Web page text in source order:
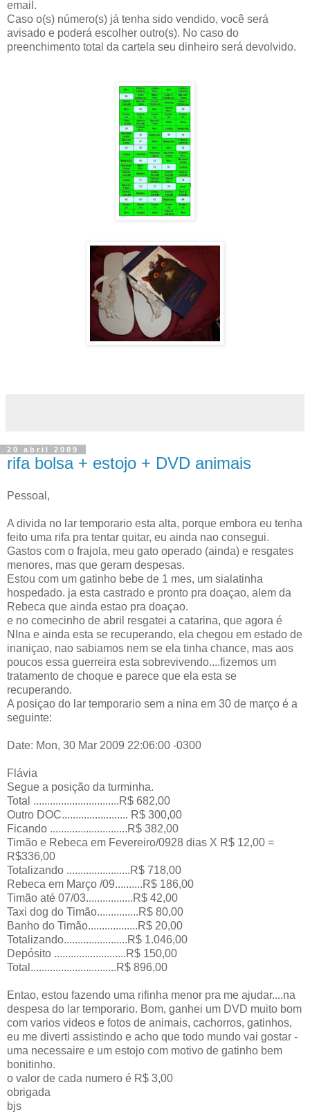
email.
Caso o(s) número(s) já tenha sido vendido, você será
avisado e poderá escolher outro(s). No caso do
preenchimento total da cartela seu dinheiro será devolvido.
20 abril 2009
rifa bolsa + estojo + DVD animais
Pessoal,
A divida no lar temporario esta alta, porque embora eu tenha
feito uma rifa pra tentar quitar, eu ainda nao consegui.
Gastos com o frajola, meu gato operado (ainda) e resgates
menores, mas que geram despesas.
Estou com um gatinho bebe de 1 mes, um sialatinha
hospedado. ja esta castrado e pronto pra doaçao, alem da
Rebeca que ainda estao pra doaçao.
e no comecinho de abril resgatei a catarina, que agora é
NIna e ainda esta se recuperando, ela chegou em estado de
inaniçao, nao sabiamos nem se ela tinha chance, mas aos
poucos essa guerreira esta sobrevivendo....fizemos um
tratamento de choque e parece que ela esta se
recuperando.
A posiçao do lar temporario sem a nina em 30 de março é a
seguinte:
Date: Mon, 30 Mar 2009 22:06:00 -0300
Flávia
Segue a posição da turminha.
Total ...............................R$ 682,00
Outro DOC........................ R$ 300,00
Ficando ............................R$ 382,00
Timão e Rebeca em Fevereiro/0928 dias X R$ 12,00 =
R$336,00
Totalizando .......................R$ 718,00
Rebeca em Março /09..........R$ 186,00
Timão até 07/03.................R$ 42,00
Taxi dog do Timão...............R$ 80,00
Banho do Timão..................R$ 20,00
Totalizando.......................R$ 1.046,00
Depósito ..........................R$ 150,00
Total...............................R$ 896,00
Entao, estou fazendo uma rifinha menor pra me ajudar....na
despesa do lar temporario. Bom, ganhei um DVD muito bom
com varios videos e fotos de animais, cachorros, gatinhos,
eu me diverti assistindo e acho que todo mundo vai gostar -
uma necessaire e um estojo com motivo de gatinho bem
bonitinho.
o valor de cada numero é R$ 3,00
obrigada
bjs